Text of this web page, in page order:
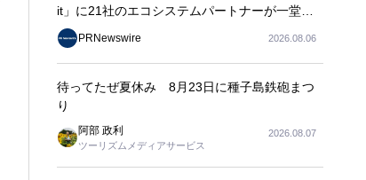
it」に21社のエコシステムパートナーが一堂に
会し、エンタープライズAIの大規模導入に関す
る実践的なガイダンスを共有
PRNewswire 2026.08.06
待ってたぜ夏休み 8月23日に種子島鉄砲まつ
り
阿部 政利
ツーリズムメディアサービス
2026.08.07